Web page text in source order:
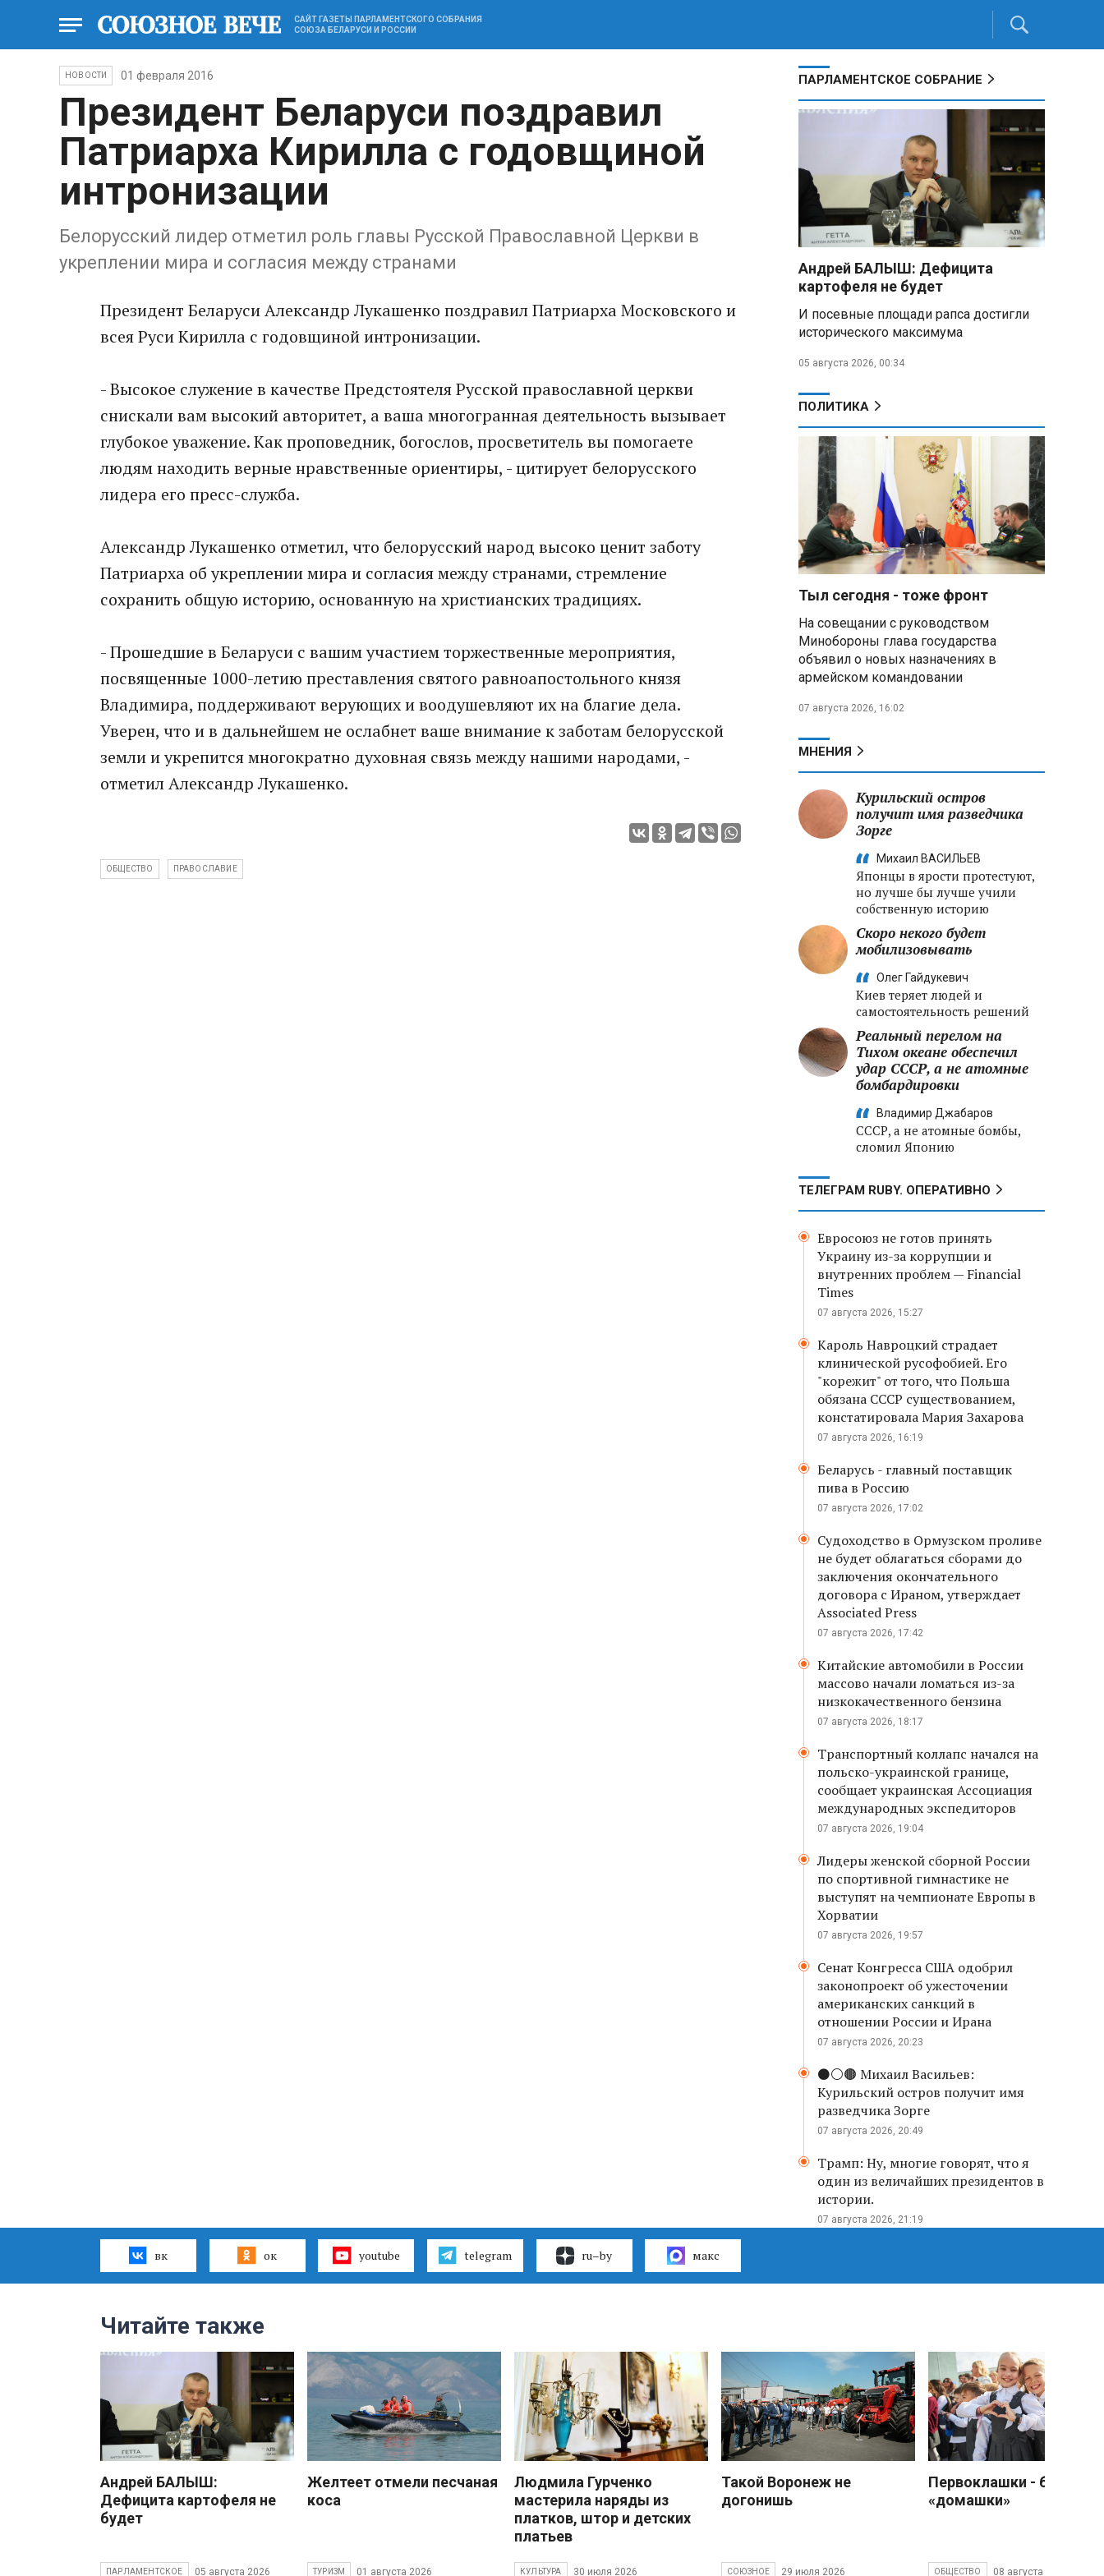
САЙТ ГАЗЕТЫ ПАРЛАМЕНТСКОГО СОБРАНИЯ
СОЮЗА БЕЛАРУСИ И РОССИИ
НОВОСТИ 01 февраля 2016
Президент Беларуси поздравил
Патриарха Кирилла с годовщиной
интронизации
Белорусский лидер отметил роль главы Русской Православной Церкви в ​
укреплении мира и согласия между странами
Президент Беларуси Александр Лукашенко поздравил Патриарха Московского и
всея Руси Кирилла с годовщиной интронизации.
- Высокое служение в качестве Предстоятеля Русской православной церкви
снискали вам высокий авторитет, а ваша многогранная деятельность вызывает
глубокое уважение. Как проповедник, богослов, просветитель вы помогаете
людям находить верные нравственные ориентиры, - цитирует белорусского
лидера его пресс-служба.
​Александр ​Лукашенко отметил, что белорусский народ высоко ценит заботу
Патриарха об укреплении мира и согласия между странами, стремление
сохранить общую историю, основанную на христианских традициях.
- Прошедшие в Беларуси с вашим участием торжественные мероприятия,
посвященные 1000-летию преставления святого равноапостольного князя
Владимира, поддерживают верующих и воодушевляют их на благие дела.
Уверен, что и в дальнейшем не ослабнет ваше внимание к заботам белорусской
земли и укрепится многократно духовная связь между нашими народами, -
отметил Александр Лукашенко.
ОБЩЕСТВО ПРАВОСЛАВИЕ
ПАРЛАМЕНТСКОЕ СОБРАНИЕ
Андрей БАЛЫШ: Дефицита
картофеля не будет
И посевные площади рапса достигли
исторического максимума
05 августа 2026, 00:34
ПОЛИТИКА
Тыл сегодня - тоже фронт
На совещании с руководством
Минобороны глава государства
объявил о новых назначениях в
армейском командовании
07 августа 2026, 16:02
МНЕНИЯ
Курильский остров
получит имя разведчика
Зорге
Михаил ВАСИЛЬЕВ
Японцы в ярости протестуют,
но лучше бы лучше учили
собственную историю
Скоро некого будет
мобилизовывать
Олег Гайдукевич
Киев теряет людей и
самостоятельность решений
Реальный перелом на
Тихом океане обеспечил
удар СССР, а не атомные
бомбардировки
Владимир Джабаров
СССР, а не атомные бомбы,
сломил Японию
ТЕЛЕГРАМ RUBY. ОПЕРАТИВНО
Евросоюз не готов принять
Украину из-за коррупции и
внутренних проблем — Financial
Times
07 августа 2026, 15:27
Кароль Навроцкий страдает
клинической русофобией. Его
"корежит" от того, что Польша
обязана СССР существованием,
констатировала Мария Захарова
07 августа 2026, 16:19
Беларусь - главный поставщик
пива в Россию
07 августа 2026, 17:02
Судоходство в Ормузском проливе
не будет облагаться сборами до
заключения окончательного
договора с Ираном, утверждает
Associated Press
07 августа 2026, 17:42
Китайские автомобили в России
массово начали ломаться из-за
низкокачественного бензина
07 августа 2026, 18:17
Транспортный коллапс начался на
польско-украинской границе,
сообщает украинская Ассоциация
международных экспедиторов
07 августа 2026, 19:04
Лидеры женской сборной России
по спортивной гимнастике не
выступят на чемпионате Европы в
Хорватии
07 августа 2026, 19:57
Сенат Конгресса США одобрил
законопроект об ужесточении
американских санкций в
отношении России и Ирана
07 августа 2026, 20:23
⚫️⚪️🟤 Михаил Васильев:
Курильский остров получит имя
разведчика Зорге
07 августа 2026, 20:49
Трамп: Ну, многие говорят, что я
один из величайших президентов в
истории.
07 августа 2026, 21:19
вк ок youtube telegram ru–by макс
Читайте также
Андрей БАЛЫШ:
Дефицита картофеля не
будет
ПАРЛАМЕНТСКОЕ 05 августа 2026
Желтеет отмели песчаная
коса
ТУРИЗМ 01 августа 2026
Людмила Гурченко
мастерила наряды из
платков, штор и детских
платьев
КУЛЬТУРА 30 июля 2026
Такой Воронеж не
догонишь
СОЮЗНОЕ 29 июля 2026
Первоклашки - без
«домашки»
ОБЩЕСТВО 08 августа 2026